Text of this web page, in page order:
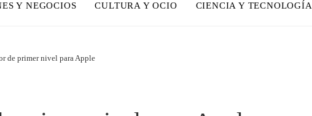
Y NEGOCIOS CULTURA Y OCIO CIENCIA Y TECNOLOGÍA
de primer nivel para Apple